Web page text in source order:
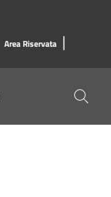
Area Riservata |